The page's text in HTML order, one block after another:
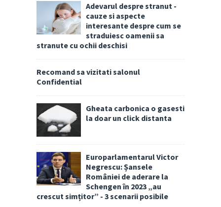
Adevarul despre stranut -
cauze si aspecte
interesante despre cum se
straduiesc oamenii sa
stranute cu ochii deschisi
Recomand sa vizitati salonul
Confidential
Gheata carbonica o gasesti
la doar un click distanta
Europarlamentarul Victor
Negrescu: Șansele
României de aderare la
Schengen în 2023 „au
crescut simțitor” - 3 scenarii posibile